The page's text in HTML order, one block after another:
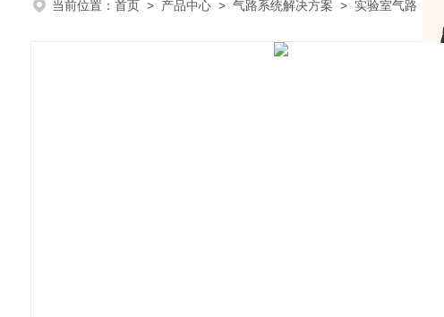
当前位置： 首页> 产品中心> 气路系统解决方案 > 实验室气路